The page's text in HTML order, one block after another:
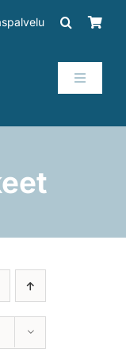
Toggle